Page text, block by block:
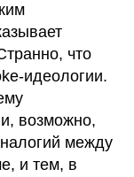
что
идеологии.
возможно,
между
и тем, в